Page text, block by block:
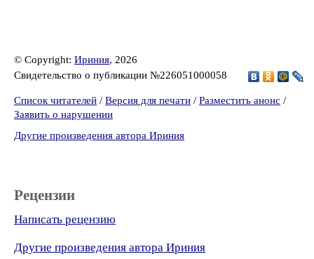
© Copyright: Ириния, 2026
Свидетельство о публикации №226051000058
Список читателей / Версия для печати / Разместить анонс /
Заявить о нарушении
Другие произведения автора Ириния
Рецензии
Написать рецензию
Другие произведения автора Ириния